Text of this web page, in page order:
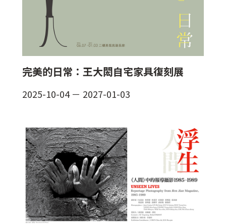
完美的日常：王大閎自宅家具復刻展
2025-10-04－ 2027-01-03